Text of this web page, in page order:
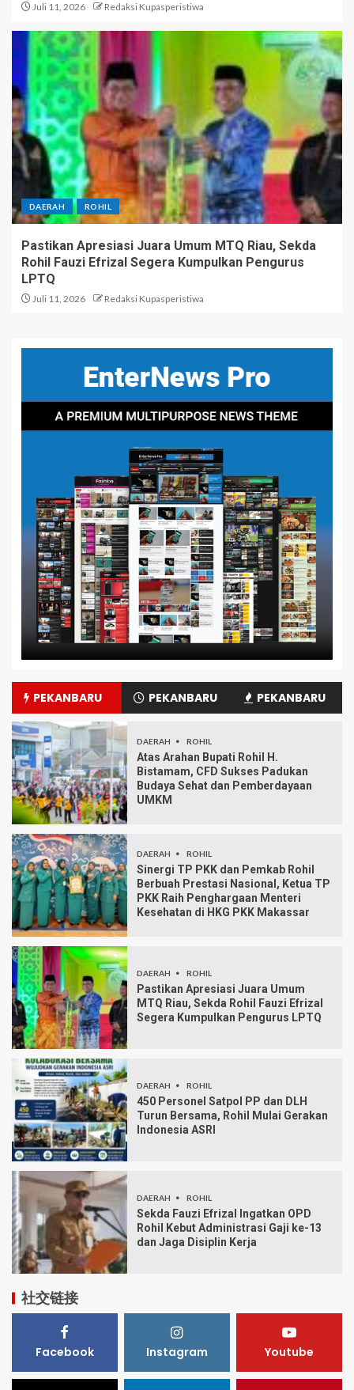
Juli 11, 2026 Redaksi Kupasperistiwa
DAERAH ROHIL
Pastikan Apresiasi Juara Umum MTQ Riau, Sekda
Rohil Fauzi Efrizal Segera Kumpulkan Pengurus
LPTQ
Juli 11, 2026 Redaksi Kupasperistiwa
PEKANBARU PEKANBARU PEKANBARU
DAERAH ROHIL
Atas Arahan Bupati Rohil H.
Bistamam, CFD Sukses Padukan
Budaya Sehat dan Pemberdayaan
UMKM
DAERAH ROHIL
Sinergi TP PKK dan Pemkab Rohil
Berbuah Prestasi Nasional, Ketua TP
PKK Raih Penghargaan Menteri
Kesehatan di HKG PKK Makassar
DAERAH ROHIL
Pastikan Apresiasi Juara Umum
MTQ Riau, Sekda Rohil Fauzi Efrizal
Segera Kumpulkan Pengurus LPTQ
DAERAH ROHIL
450 Personel Satpol PP dan DLH
Turun Bersama, Rohil Mulai Gerakan
Indonesia ASRI
DAERAH ROHIL
Sekda Fauzi Efrizal Ingatkan OPD
Rohil Kebut Administrasi Gaji ke-13
dan Jaga Disiplin Kerja
社交链接
Facebook Instagram Youtube